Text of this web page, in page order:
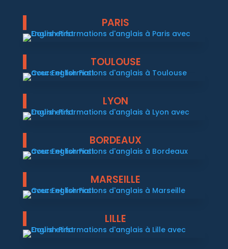
PARIS
TOULOUSE
LYON
BORDEAUX
MARSEILLE
LILLE